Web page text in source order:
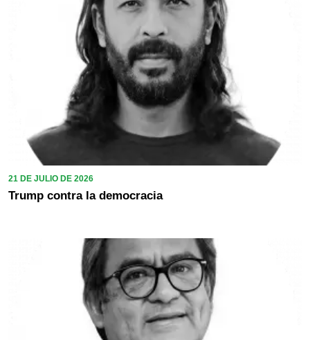
21 DE JULIO DE 2026
Trump contra la democracia